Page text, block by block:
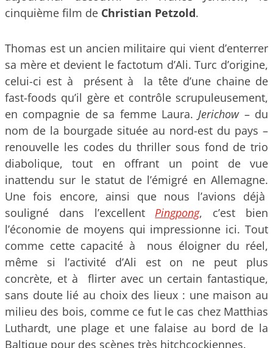
cinquième film de Christian Petzold.
Thomas est un ancien militaire qui vient d’enterrer
sa mère et devient le factotum d’Ali. Turc d’origine,
celui-ci est à présent à la tête d’une chaine de
fast-foods qu’il gère et contrôle scrupuleusement,
en compagnie de sa femme Laura. Jerichow– du
nom de la bourgade située au nord-est du pays –
renouvelle les codes du thriller sous fond de trio
diabolique, tout en offrant un point de vue
inattendu sur le statut de l’émigré en Allemagne.
Une fois encore, ainsi que nous l’avions déjà
souligné dans l’excellent Pingpong, c’est bien
l’économie de moyens qui impressionne ici. Tout
comme cette capacité à nous éloigner du réel,
même si l’activité d’Ali est on ne peut plus
concrète, et à flirter avec un certain fantastique,
sans doute lié au choix des lieux : une maison au
milieu des bois, comme ce fut le cas chez Matthias
Luthardt, une plage et une falaise au bord de la
Baltique pour des scènes très hitchcockiennes.